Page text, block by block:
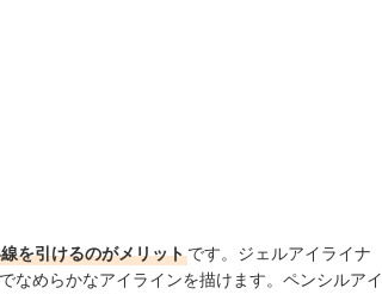
を引けるのがメリットです。ジェルアイライナ
なめらかなアイラインを描けます。 ペンシルアイ